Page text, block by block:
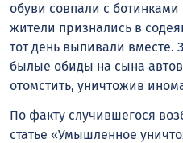
обуви совпали с
жители признались в
тот день выпивали вместе.
былые обиды на сына
отомстить, уничтожив
По факту случившегося
статье «Умышленное